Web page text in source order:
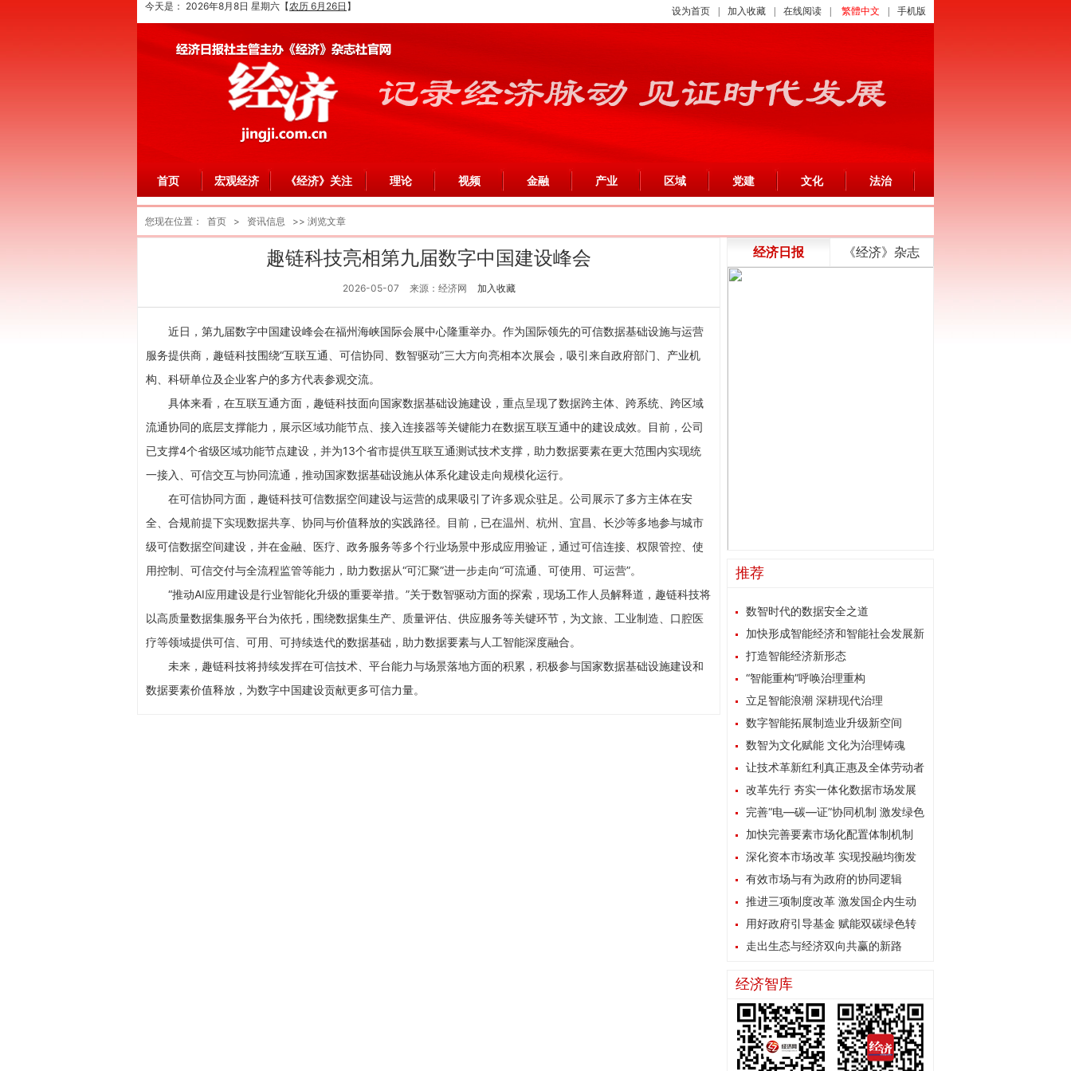
今天是： 2026年8月8日 星期六 【农历 6月26日 】 设为首页 加入收藏 在线阅读 繁體中文 手机版
首页 宏观经济 《经济》关注 理论 视频 金融 产业 区域 党建 文化 法治
您现在位置： 首页 > 资讯信息 >> 浏览文章
趣链科技亮相第九届数字中国建设峰会
2026-05-07 来源：经济网 加入收藏
近日，第九届数字中国建设峰会在福州海峡国际会展中心隆重举办。作为国际领先的可信数据基础设施与运营
服务提供商，趣链科技围绕“互联互通、可信协同、数智驱动”三大方向亮相本次展会，吸引来自政府部门、产业机
构、科研单位及企业客户的多方代表参观交流。
具体来看，在互联互通方面，趣链科技面向国家数据基础设施建设，重点呈现了数据跨主体、跨系统、跨区域
流通协同的底层支撑能力，展示区域功能节点、接入连接器等关键能力在数据互联互通中的建设成效。目前，公司
已支撑4个省级区域功能节点建设，并为13个省市提供互联互通测试技术支撑，助力数据要素在更大范围内实现统
一接入、可信交互与协同流通，推动国家数据基础设施从体系化建设走向规模化运行。
在可信协同方面，趣链科技可信数据空间建设与运营的成果吸引了许多观众驻足。公司展示了多方主体在安
全、合规前提下实现数据共享、协同与价值释放的实践路径。目前，已在温州、杭州、宜昌、长沙等多地参与城市
级可信数据空间建设，并在金融、医疗、政务服务等多个行业场景中形成应用验证，通过可信连接、权限管控、使
用控制、可信交付与全流程监管等能力，助力数据从“可汇聚”进一步走向“可流通、可使用、可运营”。
“推动AI应用建设是行业智能化升级的重要举措。”关于数智驱动方面的探索，现场工作人员解释道，趣链科技将
以高质量数据集服务平台为依托，围绕数据集生产、质量评估、供应服务等关键环节，为文旅、工业制造、口腔医
疗等领域提供可信、可用、可持续迭代的数据基础，助力数据要素与人工智能深度融合。
未来，趣链科技将持续发挥在可信技术、平台能力与场景落地方面的积累，积极参与国家数据基础设施建设和
数据要素价值释放，为数字中国建设贡献更多可信力量。
经济日报 《经济》杂志
推荐
数智时代的数据安全之道
加快形成智能经济和智能社会发展新
格局打造智能经济新形态
“智能重构”呼唤治理重构
立足智能浪潮 深耕现代治理
数字智能拓展制造业升级新空间
数智为文化赋能 文化为治理铸魂
让技术革新红利真正惠及全体劳动者
改革先行 夯实一体化数据市场发展
根基完善“电—碳—证”协同机制 激发绿色
能源消费内生动力
加快完善要素市场化配置体制机制
深化资本市场改革 实现投融均衡发
展有效市场与有为政府的协同逻辑
推进三项制度改革 激发国企内生动
力 用好政府引导基金 赋能双碳绿色转
型 走出生态与经济双向共赢的新路
经济智库